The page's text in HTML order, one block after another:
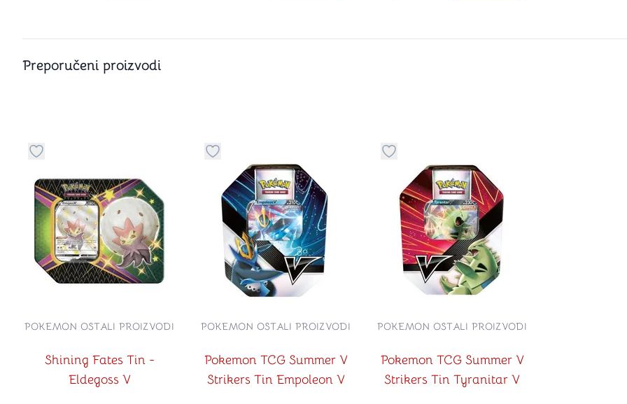
Preporučeni proizvodi
Dugme za dodavanje stvari u kategoriju omiljeno
Shining Fates Tin -
Eldegoss V
POKEMON OSTALI PROIZVODI
Dugme za dodavanje stvari u kategoriju omiljeno
Pokemon TCG Summer V
Strikers Tin Empoleon V
POKEMON OSTALI PROIZVODI
Dugme za dodavanje stvari u kategoriju omiljeno
Pokemon TCG Summer V
Strikers Tin Tyranitar V
POKEMON OSTALI PROIZVODI